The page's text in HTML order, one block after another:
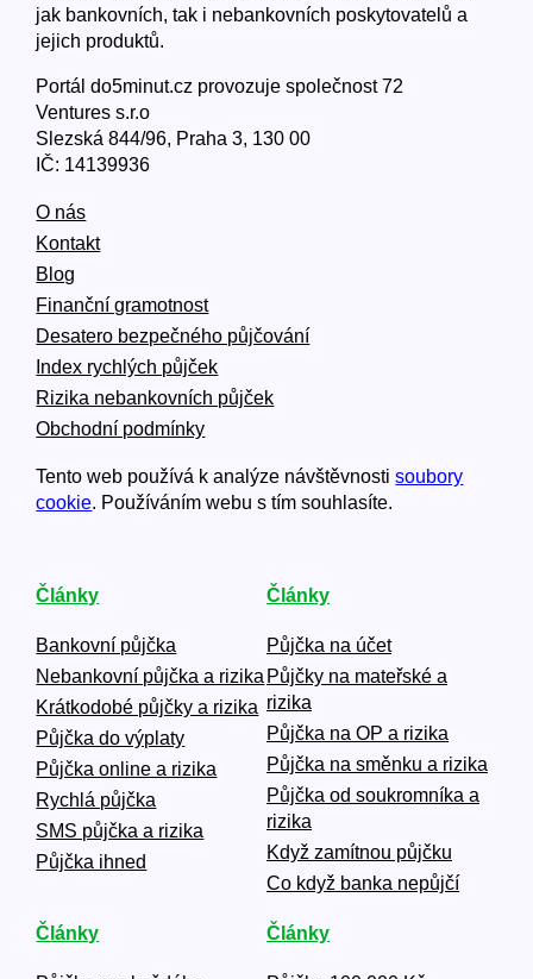
jak bankovních, tak i nebankovních poskytovatelů a
jejich produktů.
Portál do5minut.cz provozuje společnost 72
Ventures s.r.o
Slezská 844/96, Praha 3, 130 00
IČ: 14139936
O nás
Kontakt
Blog
Finanční gramotnost
Desatero bezpečného půjčování
Index rychlých půjček
Rizika nebankovních půjček
Obchodní podmínky
Tento web používá k analýze návštěvnostisoubory
cookie. Používáním webu s tím souhlasíte.
Články
Bankovní půjčka
Nebankovní půjčka a rizika
Krátkodobé půjčky a rizika
Půjčka do výplaty
Půjčka online a rizika
Rychlá půjčka
SMS půjčka a rizika
Půjčka ihned
Články
Půjčka na účet
Půjčky na mateřské a
rizika
Půjčka na OP a rizika
Půjčka na směnku a rizika
Půjčka od soukromníka a
rizika
Když zamítnou půjčku
Co když banka nepůjčí
Články Články